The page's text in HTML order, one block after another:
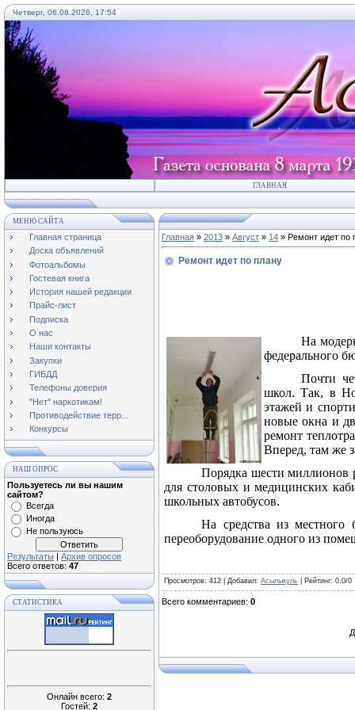
Четверг, 06.08.2026, 17:54
ГЛАВНАЯ
МЕНЮ САЙТА
Главная страница
Доска объявлений
Фотоальбомы
Гостевая книга
История нашей редакции
Прайс-лист
Подписка
О нас
Наши контакты
Закупки
ГИБДД
Телефоны доверия
"Нет" наркотикам!
Противодействие терр...
Конкурсы
НАШ ОПРОС
Пользуетесь ли вы нашим
сайтом?
Всегда
Иногда
Не пользуюсь
Результаты | Архив опросов
Всего ответов: 47
СТАТИСТИКА
Онлайн всего: 2
Гостей: 2
Главная » 2013 » Август » 14 » Ремонт идет по
Ремонт идет по плану
На
федерального
Почти
школ. Так, в
этажей и
новые окна и
ремонт
Вперед, там же
Порядка шести миллионов
для столовых и медицинских
школьных автобусов.
На средства из
переоборудование одного из
Просмотров: 412 | Добавил: Асылыкуль Рейтинг: 0.0/0
Всего комментариев: 0